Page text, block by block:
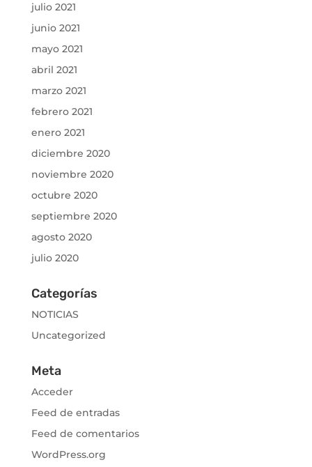
julio 2021
junio 2021
mayo 2021
abril 2021
marzo 2021
febrero 2021
enero 2021
diciembre 2020
noviembre 2020
octubre 2020
septiembre 2020
agosto 2020
julio 2020
Categorías
NOTICIAS
Uncategorized
Meta
Acceder
Feed de entradas
Feed de comentarios
WordPress.org